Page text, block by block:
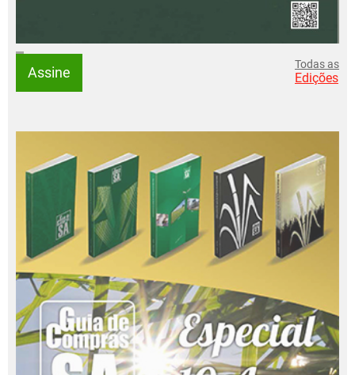
Assine Todas as
Edições